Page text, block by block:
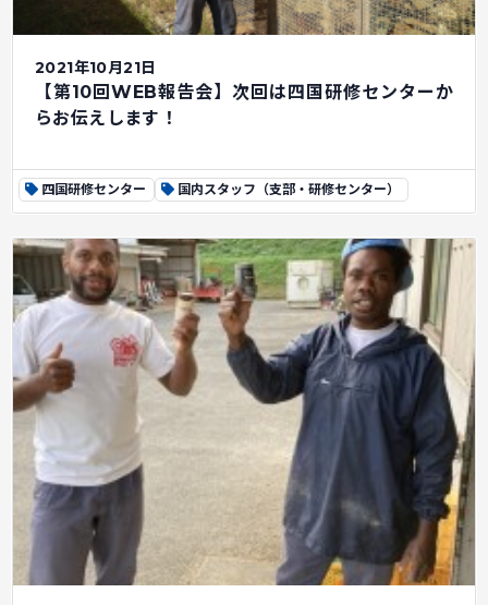
2021年10月21日
【第10回WEB報告会】次回は四国研修センターか
らお伝えします！
四国研修センター 国内スタッフ（支部・研修センター）